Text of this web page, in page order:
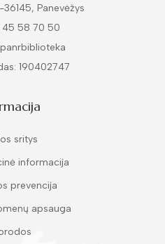
Panevėžys
45 58 70 50
190402747
sritys
informacija
prevencija
apsauga